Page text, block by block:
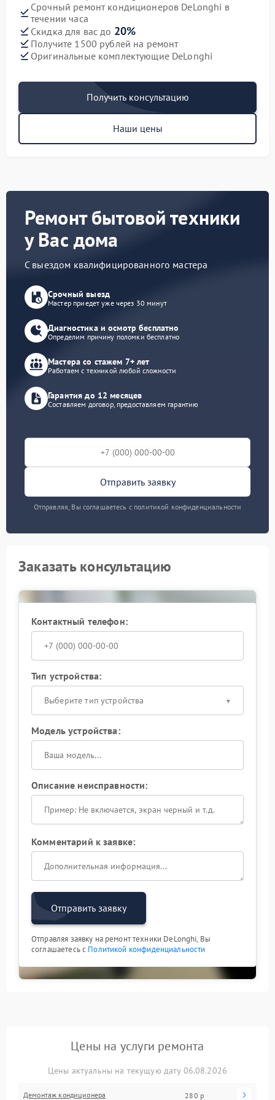
Срочный ремонт кондиционеров DeLonghi в
течении часа
Скидка для вас до 20%
Получите 1500 рублей на ремонт
Оригинальные комплектующие DeLonghi
Получить консультацию
Наши цены
Ремонт бытовой техники
у Вас дома
С выездом квалифицированного мастера
Срочный выезд
Мастер приедет уже через 30 минут
Диагностика и осмотр бесплатно
Определим причину поломки бесплатно
Мастера со стажем 7+ лет
Работаем с техникой любой сложности
Гарантия до 12 месяцев
Составляем договор, предоставляем гарантию
Отправить заявку
Отправляя, Вы соглашаетесь с политикой конфиденциальности
Заказать консультацию
Контактный телефон:
Тип устройства:
Выберите тип устройства
Модель устройства:
Описание неисправности:
Комментарий к заявке:
Отправить заявку
Отправляя заявку на ремонт техники DeLonghi, Вы
соглашаетесь с Политикой конфиденциальности
Цены на услуги ремонта
Цены актуальны на текущую дату 06.08.2026
Демонтаж кондиционера 280 р